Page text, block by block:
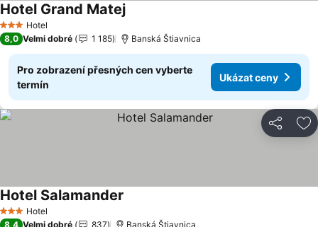
3 Počet hvězdiček
Hotel
Hotel Grand MatejUkázat ceny
8,0 Velmi dobré 1 185 Banská Štiavnica
Pro zobrazení přesných cen vyberte
termín
Ukázat ceny
Sdílet
3 Počet hvězdiček
Hotel
Hotel Salamander
8,4 Velmi dobré 837 Banská Štiavnica